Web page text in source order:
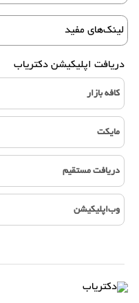
لینک‌های مفید
دریافت اپلیکیشن دکتریاب
کافه بازار
مایکت
دریافت مستقیم
وب‌اپلیکیشن